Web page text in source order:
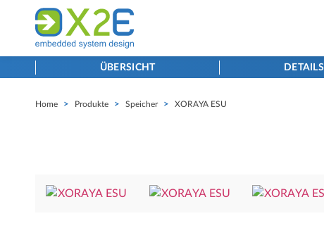
ÜBERSICHT DETAILS
Home > Produkte > Speicher > XORAYA ESU